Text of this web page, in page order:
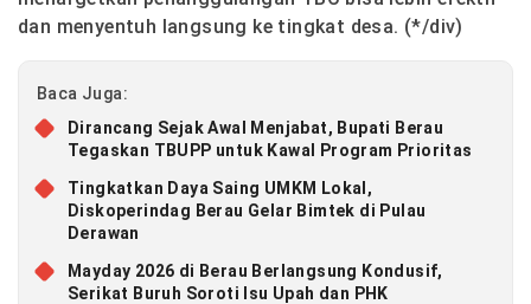
dan menyentuh langsung ke tingkat desa. (*/div)
Baca Juga:
Dirancang Sejak Awal Menjabat, Bupati Berau
Tegaskan TBUPP untuk Kawal Program Prioritas
Tingkatkan Daya Saing UMKM Lokal,
Diskoperindag Berau Gelar Bimtek di Pulau
Derawan
Mayday 2026 di Berau Berlangsung Kondusif,
Serikat Buruh Soroti Isu Upah dan PHK